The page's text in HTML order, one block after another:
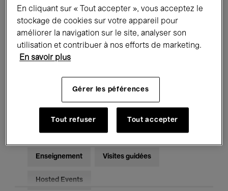
Expositions Films Performances
Rencontres & Débats Jazz
Musique électronique
Pour tous Kids’ Palace
Enseignement Visites guidées
Hosted Events
En cliquant sur « Tout accepter », vous acceptez le
stockage de cookies sur votre appareil pour
améliorer la navigation sur le site, analyser son
utilisation et contribuer à nos efforts de marketing.
En savoir plus
Gérer les péférences
Tout refuser Tout accepter